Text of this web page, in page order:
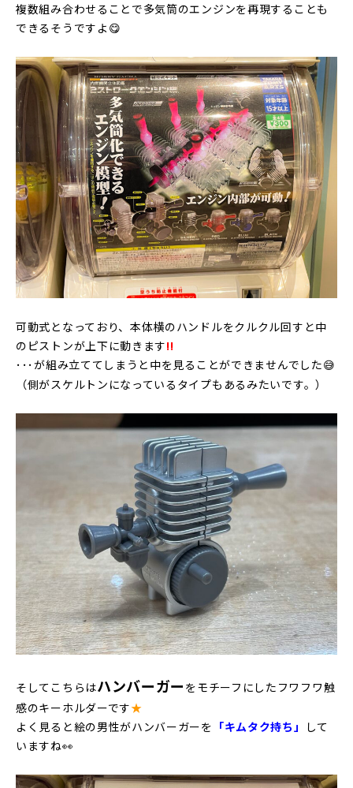
複数組み合わせることで多気筒のエンジンを再現することも
できるそうですよ😋
可動式となっており、本体横のハンドルをクルクル回すと中
のピストンが上下に動きます!!
･･･が組み立ててしまうと中を見ることができませんでした😅
（側がスケルトンになっているタイプもあるみたいです。）
そしてこちらはハンバーガー をモチーフにしたフワフワ触
感のキーホルダーです★
よく見ると絵の男性がハンバーガーを 「キムタク持ち」
して
いますね👀